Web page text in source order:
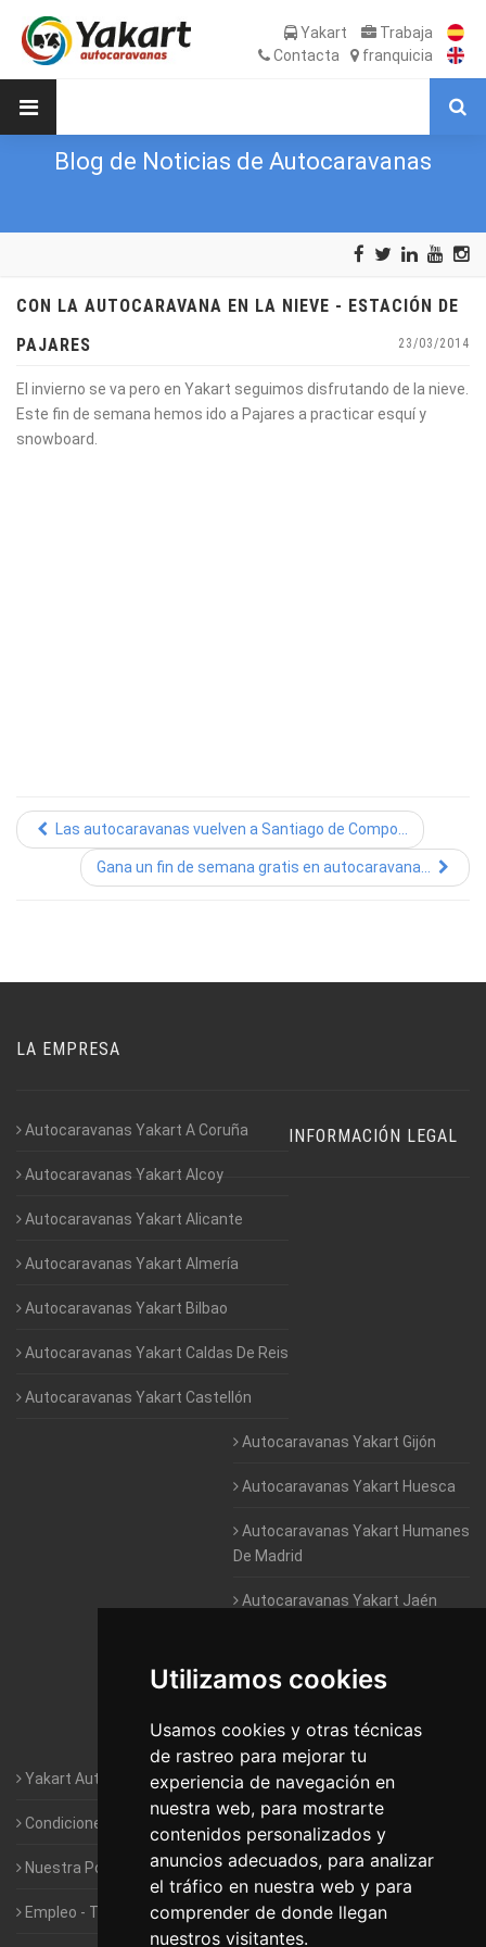
Utilizamos cookies
Usamos cookies y otras técnicas
de rastreo para mejorar tu
experiencia de navegación en
nuestra web, para mostrarte
contenidos personalizados y
anuncios adecuados, para analizar
el tráfico en nuestra web y para
comprender de donde llegan
nuestros visitantes.
Yakart
Trabaja
Contacta
franquicia
Blog de Noticias de Autocaravanas
CON LA AUTOCARAVANA EN LA NIEVE - ESTACIÓN DE
PAJARES
23/03/2014
El invierno se va pero en Yakart seguimos disfrutando de la nieve.
Este fin de semana hemos ido a Pajares a practicar esquí y
snowboard.
Las autocaravanas vuelven a Santiago de Compo...
Gana un fin de semana gratis en autocaravana...
LA EMPRESA
Autocaravanas Yakart A Coruña
Autocaravanas Yakart Alcoy
Autocaravanas Yakart Alicante
Autocaravanas Yakart Almería
Autocaravanas Yakart Bilbao
Autocaravanas Yakart Caldas De Reis
Autocaravanas Yakart Castellón
Autocaravanas Yakart Gijón
Autocaravanas Yakart Huesca
Autocaravanas Yakart Humanes
De Madrid
Autocaravanas Yakart Jaén
Autocaravanas Yakart Valencia
Autocaravanas Yakart Vitoria
INFORMACIÓN LEGAL
Yakart Autocaravanas · La empresa
Condiciones de Alquiler de Yakart
Nuestra Política de Privacidad
Empleo - Trabaja con nosotros